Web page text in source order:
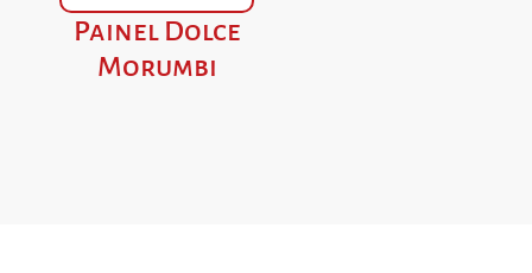
Painel Dolce
Morumbi